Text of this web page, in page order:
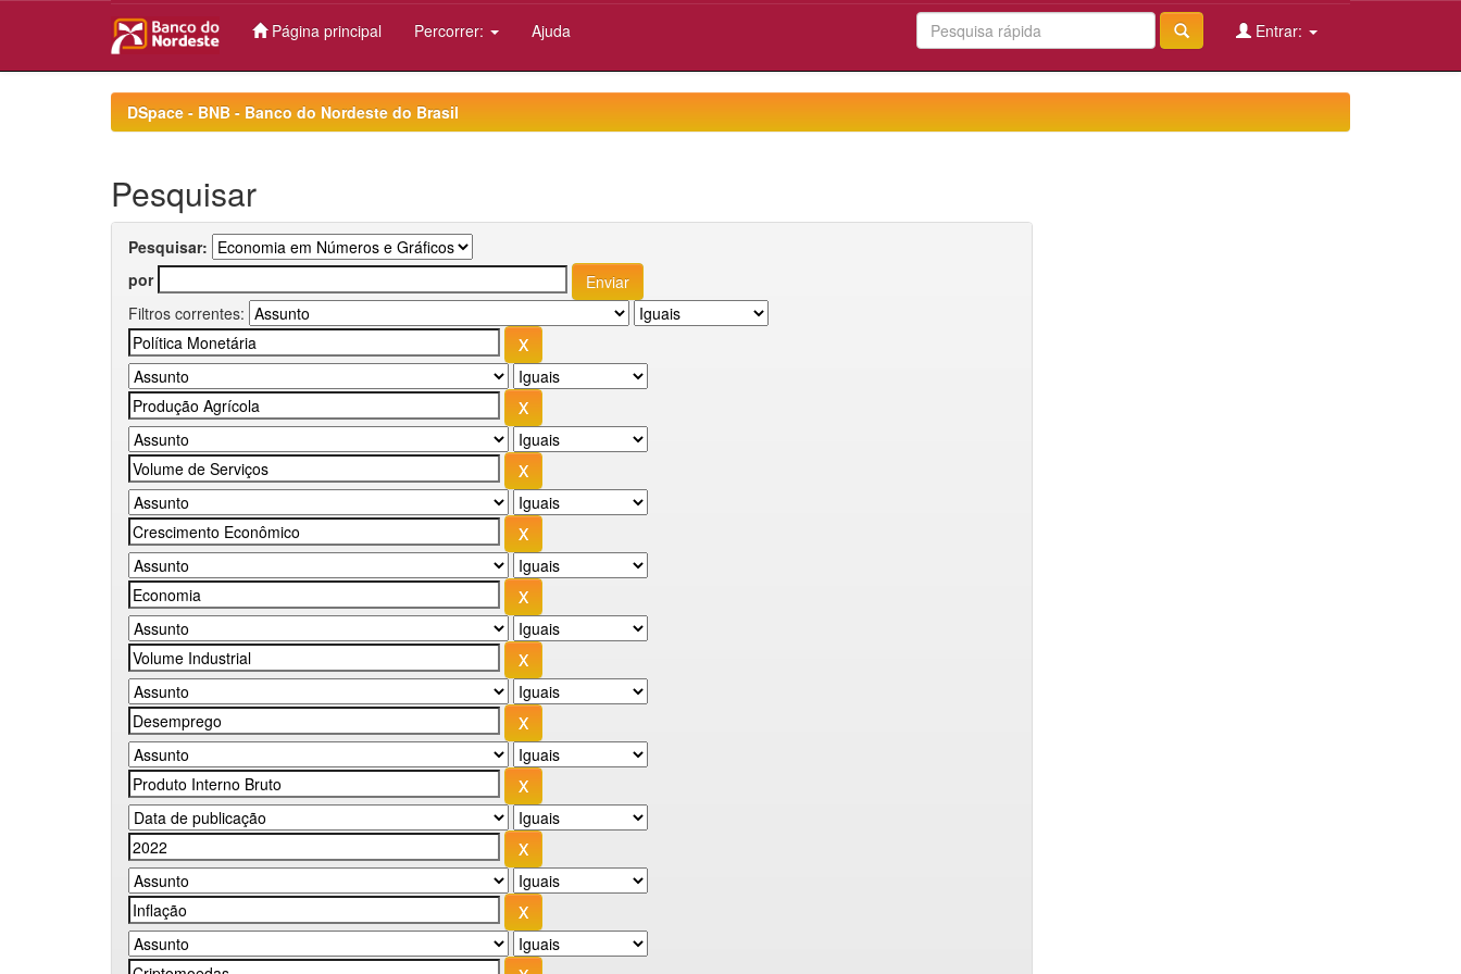
Página principal Percorrer: Ajuda Entrar:
DSpace - BNB - Banco do Nordeste do Brasil
Pesquisar
Pesquisar:
por
Filtros correntes: